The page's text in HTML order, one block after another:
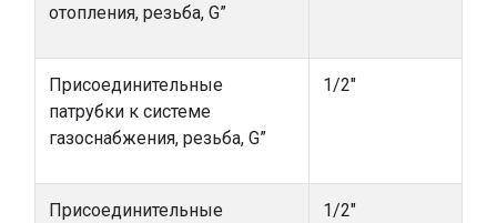
отопления, резьба, G”
Присоединительные
патрубки к системе
газоснабжения, резьба, G”
1/2"
Присоединительные
1/2"